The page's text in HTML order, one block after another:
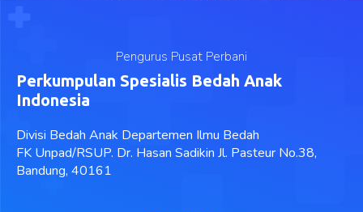
Pengurus Pusat Perbani
Perkumpulan Spesialis Bedah Anak
Indonesia
Divisi Bedah Anak Departemen Ilmu Bedah
FK Unpad/RSUP. Dr. Hasan Sadikin Jl. Pasteur No.38,
Bandung, 40161